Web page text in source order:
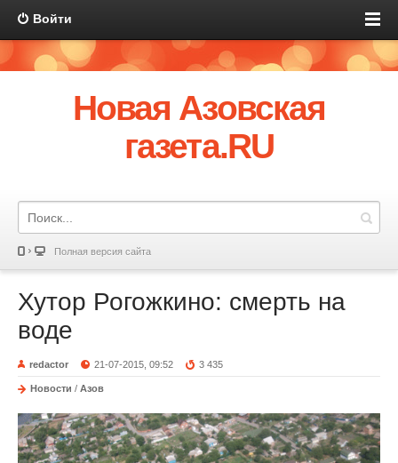
Войти
Новая Азовская
газета.RU
Полная версия сайта
Хутор Рогожкино: смерть на
воде
redactor 21-07-2015, 09:52 3 435
Новости / Азов